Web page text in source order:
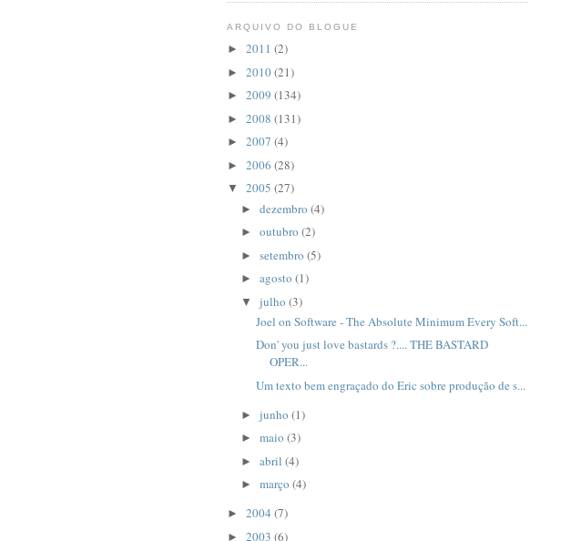
ARQUIVO DO BLOGUE
► 2011 (2)
► 2010(21)
► 2009 (134)
► 2008 (131)
► 2007 (4)
► 2006 (28)
▼ 2005 (27)
►dezembro(4)
►outubro(2)
►setembro(5)
►agosto(1)
▼julho(3)
Joel on Software - The Absolute Minimum Every Soft...
Don' you just love bastards ?.... THE BASTARD
OPER...
Um texto bem engraçado do Eric sobre produção de s...
►junho(1)
►maio(3)
►abril(4)
►março(4)
► 2004 (7)
► 2003 (6)